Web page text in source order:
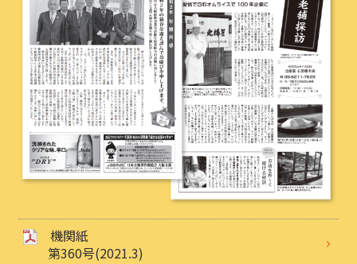
機関紙
第360号(2021.3)